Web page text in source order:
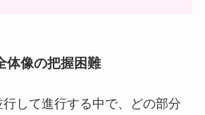
体像の把握困難
して進行する中で、どの部分